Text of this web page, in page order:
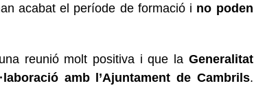
acabat el període de formació i no poden
reunió molt positiva i que la Generalitat
amb l’Ajuntament de Cambrils.